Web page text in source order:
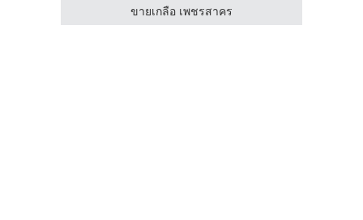
บริษัท พี.วี.ที.แอนด์ ที.พลาส จำกัด